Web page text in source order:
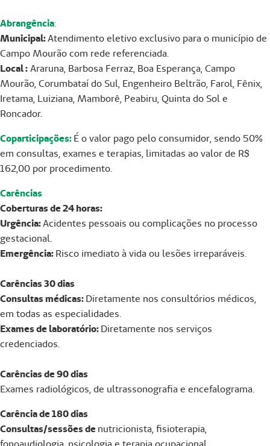
Abrangência:
Municipal:Atendimento eletivo exclusivo para o município de
Campo Mourão com rede referenciada.
Local :Araruna, Barbosa Ferraz, Boa Esperança, Campo
Mourão, Corumbataí do Sul, Engenheiro Beltrão, Farol, Fênix,
Iretama, Luiziana, Mamborê, Peabiru, Quinta do Sol e
Roncador.
Coparticipações:É o valor pago pelo consumidor, sendo 50%
em consultas, exames e terapias, limitadas ao valor de R$
162,00 por procedimento.
Carências
Coberturas de 24 horas:
Urgência:Acidentes pessoais ou complicações no processo
gestacional.
Emergência:Risco imediato à vida ou lesões irreparáveis.
Carências 30 dias
Consultas médicas:Diretamente nos consultórios médicos,
em todas as especialidades.
Exames de laboratório:Diretamente nos serviços
credenciados.
Carências de 90 dias
Exames radiológicos, de ultrassonografia e encefalograma.
Carência de 180 dias
Consultas/sessões denutricionista, fisioterapia,